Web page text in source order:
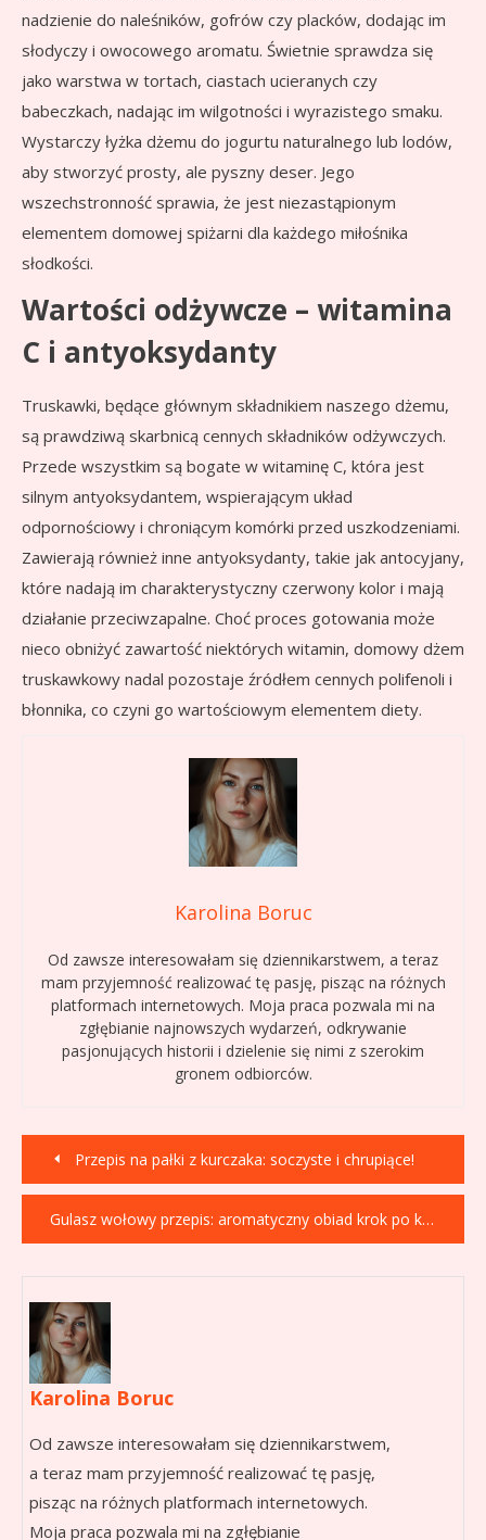
nadzienie do naleśników, gofrów czy placków, dodając im
słodyczy i owocowego aromatu. Świetnie sprawdza się
jako warstwa w tortach, ciastach ucieranych czy
babeczkach, nadając im wilgotności i wyrazistego smaku.
Wystarczy łyżka dżemu do jogurtu naturalnego lub lodów,
aby stworzyć prosty, ale pyszny deser. Jego
wszechstronność sprawia, że jest niezastąpionym
elementem domowej spiżarni dla każdego miłośnika
słodkości.
Wartości odżywcze – witamina
C i antyoksydanty
Truskawki, będące głównym składnikiem naszego dżemu,
są prawdziwą skarbnicą cennych składników odżywczych.
Przede wszystkim są bogate w witaminę C, która jest
silnym antyoksydantem, wspierającym układ
odpornościowy i chroniącym komórki przed uszkodzeniami.
Zawierają również inne antyoksydanty, takie jak antocyjany,
które nadają im charakterystyczny czerwony kolor i mają
działanie przeciwzapalne. Choć proces gotowania może
nieco obniżyć zawartość niektórych witamin, domowy dżem
truskawkowy nadal pozostaje źródłem cennych polifenoli i
błonnika, co czyni go wartościowym elementem diety.
Karolina Boruc
Od zawsze interesowałam się dziennikarstwem, a teraz
mam przyjemność realizować tę pasję, pisząc na różnych
platformach internetowych. Moja praca pozwala mi na
zgłębianie najnowszych wydarzeń, odkrywanie
pasjonujących historii i dzielenie się nimi z szerokim
gronem odbiorców.
Nawigacja
wpisu
Przepis na pałki z kurczaka: soczyste i chrupiące!
Gulasz wołowy przepis: aromatyczny obiad krok po kroku
Karolina Boruc
Od zawsze interesowałam się dziennikarstwem,
a teraz mam przyjemność realizować tę pasję,
pisząc na różnych platformach internetowych.
Moja praca pozwala mi na zgłębianie